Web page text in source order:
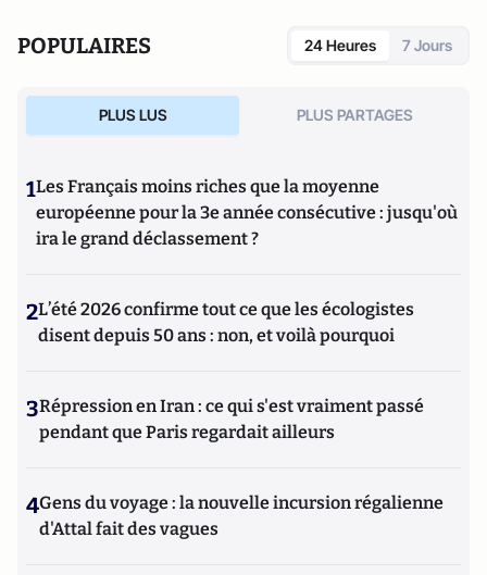
POPULAIRES 24 Heures 7 Jours
PLUS LUS PLUS PARTAGES
1Les Français moins riches que la moyenne
européenne pour la 3e année consécutive : jusqu'où
ira le grand déclassement ?
2L’été 2026 confirme tout ce que les écologistes
disent depuis 50 ans : non, et voilà pourquoi
3Répression en Iran : ce qui s'est vraiment passé
pendant que Paris regardait ailleurs
4Gens du voyage : la nouvelle incursion régalienne
d'Attal fait des vagues